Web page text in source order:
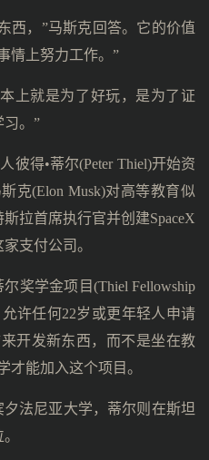
西，”马斯克回答。它的价值
情上努力工作。”
上就是为了好玩，是为了证
习。”
彼得•蒂尔(Peter Thiel)开始资
克(Elon Musk)对高等教育似
拉首席执行官并创建SpaceX
支付公司。
奖学金项目(Thiel Fellowship
许任何22岁或更年轻人申请
开发新东西，而不是坐在教
才能加入这个项目。
法尼亚大学，蒂尔则在斯坦